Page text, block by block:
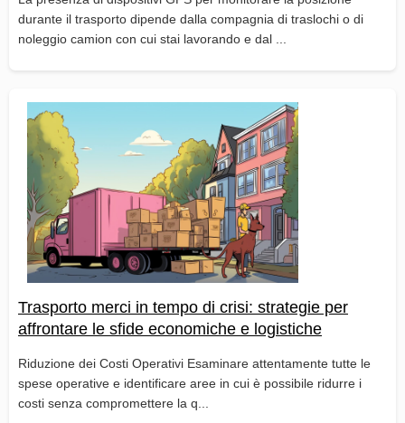
durante il trasporto dipende dalla compagnia di traslochi o di
noleggio camion con cui stai lavorando e dal ...
Trasporto merci in tempo di crisi: strategie per
affrontare le sfide economiche e logistiche
Riduzione dei Costi Operativi Esaminare attentamente tutte le
spese operative e identificare aree in cui è possibile ridurre i
costi senza compromettere la q...